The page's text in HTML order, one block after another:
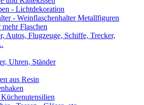
- Lichtdekoration
- Weinflaschenhalter Metallfiguren
Flaschen
Autos, Flugzeuge, Schiffe, Trecker,
Uhren, Ständer
aus Resin